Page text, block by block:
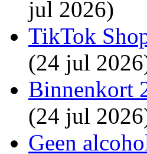
jul 2026)
TikTok
(24 jul
Binnenkort
(24 jul
Geen